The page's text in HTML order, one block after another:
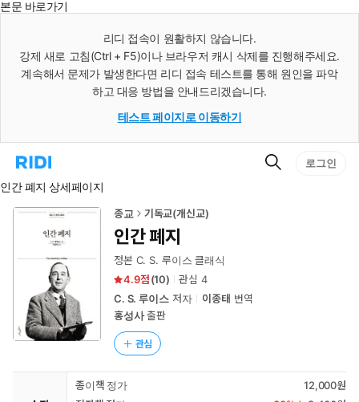
본문 바로가기
리디 접속이 원활하지 않습니다.
강제 새로 고침(Ctrl + F5)이나 브라우저 캐시 삭제를 진행해주세요.
계속해서 문제가 발생한다면 리디 접속 테스트를 통해 원인을 파악
하고 대응 방법을 안내드리겠습니다.
테스트 페이지로 이동하기
리
홈
로
검
로그인
인간 폐지 상세페이지
종교 기독교(개신교)
인간 폐지
정본 C. S. 루이스 클래식
4.9
(10) 관심 4
C. S. 루이스저자 이종태 번역
홍성사출판
관심
종이책 정가
12,000원